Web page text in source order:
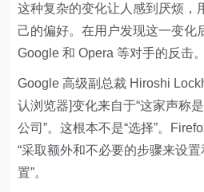
这种复杂的变化让人感到厌烦，
己的偏好。在用户发现这一变化
Google 和 Opera 等对手的反击。
Google 高级副总裁 Hiroshi
认浏览器]变化来自于“这家声称
公司”。这根本不是“选择”。
“采取额外和不必要的步骤来设
置”。